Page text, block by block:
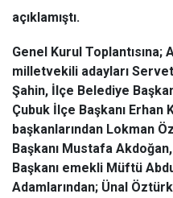
açıklamıştı.
Genel Kurul Toplantısına;
milletvekili adayları
Şahin, İlçe Belediye
Çubuk İlçe Başkanı Erhan
başkanlarından Lokman
Başkanı Mustafa
Başkanı emekli Müftü
Adamlarından; Ünal